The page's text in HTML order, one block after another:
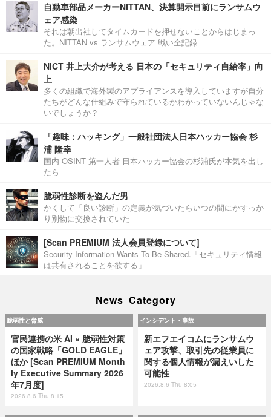
自動車部品メーカーNITTAN、決算開示目前にランサムウ
ェア感染
それは朝出社してタイムカードを押せないことからはじまっ
た。NITTAN vs ランサムウェア 戦い全記録
NICT 井上大介が考える 日本の「セキュリティ自給率」向
上
多くの組織で海外製のアプライアンスを導入していますが自分
たちがどんな仕組みで守られているかわかっていないんじゃな
いでしょうか？
「趣味：ハッキング」一般社団法人日本ハッカー協会 杉
浦 隆幸
国内 OSINT 第一人者 日本ハッカー協会の杉浦氏が本気を出し
たら
脆弱性診断を盗んだ男
かくして「良い診断」の定義が気づいたらいつの間にかすっか
り別物に交換されていた
[Scan PREMIUM 法人会員登録について]
Security Information Wants To Be Shared.「セキュリティ情報
は共有されることを欲する」
News Category
脆弱性と脅威
官民連携の米 AI × 脆弱性対策
の国家戦略「GOLD EAGLE」
ほか [Scan PREMIUM Month
ly Executive Summary 2026
年7月度]
2026.8.6 Thu 8:15
インシデント・事故
新エフエイコムにランサムウ
ェア攻撃、取引先の従業員に
関する個人情報が漏えいした
可能性
2026.8.6 Thu 8:05